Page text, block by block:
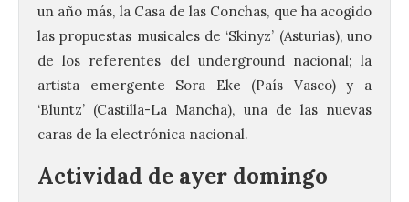
un año más, la Casa de las Conchas, que ha acogido
las propuestas musicales de ‘Skinyz’ (Asturias), uno
de los referentes del underground nacional; la
artista emergente Sora Eke (País Vasco) y a
‘Bluntz’ (Castilla-La Mancha), una de las nuevas
caras de la electrónica nacional.
Actividad de ayer domingo